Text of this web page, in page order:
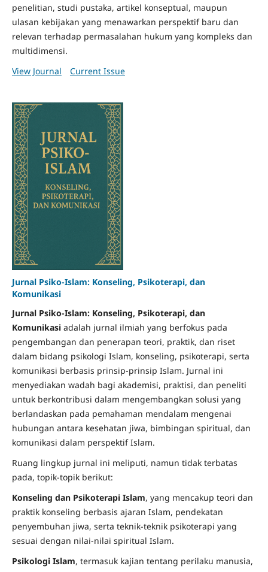
penelitian, studi pustaka, artikel konseptual, maupun
ulasan kebijakan yang menawarkan perspektif baru dan
relevan terhadap permasalahan hukum yang kompleks dan
multidimensi.
View Journal
Current Issue
Jurnal Psiko-Islam: Konseling, Psikoterapi, dan
Komunikasi
Jurnal Psiko-Islam: Konseling, Psikoterapi, dan
Komunikasiadalah jurnal ilmiah yang berfokus pada
pengembangan dan penerapan teori, praktik, dan riset
dalam bidang psikologi Islam, konseling, psikoterapi, serta
komunikasi berbasis prinsip-prinsip Islam. Jurnal ini
menyediakan wadah bagi akademisi, praktisi, dan peneliti
untuk berkontribusi dalam mengembangkan solusi yang
berlandaskan pada pemahaman mendalam mengenai
hubungan antara kesehatan jiwa, bimbingan spiritual, dan
komunikasi dalam perspektif Islam.
Ruang lingkup jurnal ini meliputi, namun tidak terbatas
pada, topik-topik berikut:
Konseling dan Psikoterapi Islam, yang mencakup teori dan
praktik konseling berbasis ajaran Islam, pendekatan
penyembuhan jiwa, serta teknik-teknik psikoterapi yang
sesuai dengan nilai-nilai spiritual Islam.
Psikologi Islam, termasuk kajian tentang perilaku manusia,